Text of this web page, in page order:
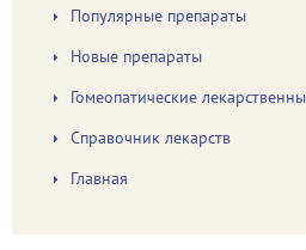
Популярные препараты
Новые препараты
Гомеопатические
Справочник лекарств
Главная